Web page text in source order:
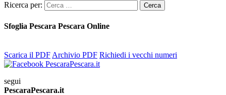
Ricerca per:
Sfoglia Pescara Pescara Online
Scarica il PDF Archivio PDF Richiedi i vecchi numeri
segui
PescaraPescara.it